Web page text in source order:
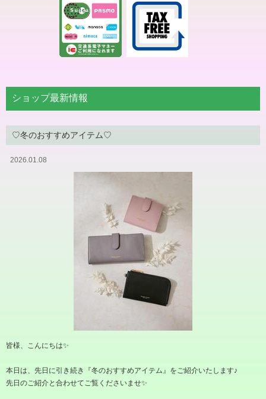
ショップ最新情報
♡冬のおすすめアイテム♡
2026.01.08
皆様、こんにちは✨️
本日は、先日に引き続き『冬のおすすめアイテム』をご紹介いたします♪
先日のご紹介と合わせてご覧くださいませ✨️